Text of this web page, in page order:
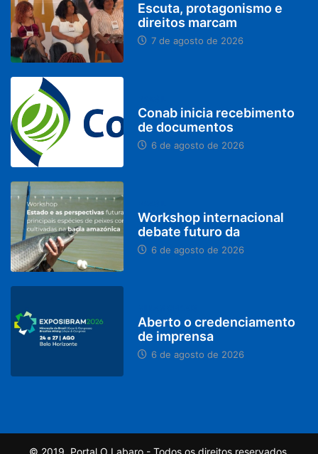
Escuta, protagonismo e
direitos marcam
7 de agosto de 2026
Conab inicia recebimento
de documentos
6 de agosto de 2026
Workshop internacional
debate futuro da
6 de agosto de 2026
Aberto o credenciamento
de imprensa
6 de agosto de 2026
© 2019, Portal O Labaro - Todos os direitos reservados.